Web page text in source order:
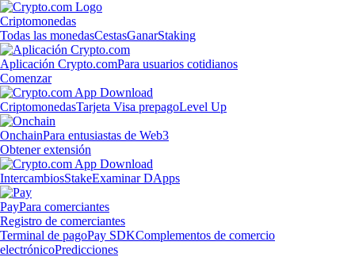
Criptomonedas
Todas las monedasCestasGanarStaking
Aplicación Crypto.comPara usuarios cotidianos
Comenzar
CriptomonedasTarjeta Visa prepagoLevel Up
OnchainPara entusiastas de Web3
Obtener extensión
IntercambiosStakeExaminar DApps
PayPara comerciantes
Registro de comerciantes
Terminal de pagoPay SDKComplementos de comercio
electrónicoPredicciones